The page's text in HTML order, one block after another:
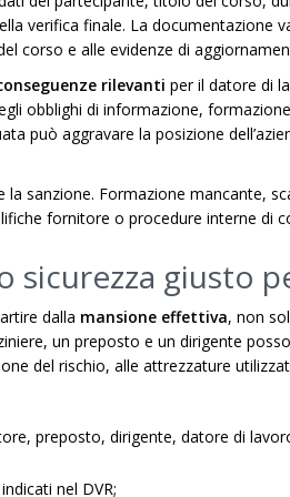
verifica finale. La documentazione
corso e alle evidenze di
rilevanti per il datore di
obblighi di informazione,
può aggravare la posizione
sanzione. Formazione mancante,
fornitore o procedure interne di
sicurezza giusto
dalla mansione effettiva, non
un preposto e un dirigente
del rischio, alle attrezzature
preposto, dirigente, datore di
indicati nel DVR;